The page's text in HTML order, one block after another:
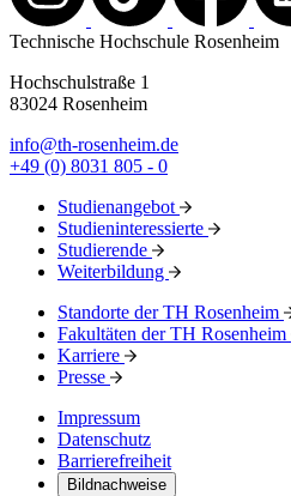
Technische Hochschule Rosenheim
Hochschulstraße 1
83024 Rosenheim
info@th-rosenheim.de
+49 (0) 8031 805 - 0
Studienangebot
Studieninteressierte
Studierende
Weiterbildung
Standorte der TH Rosenheim
Fakultäten der TH Rosenheim
Karriere
Presse
Impressum
Datenschutz
Barrierefreiheit
Bildnachweise